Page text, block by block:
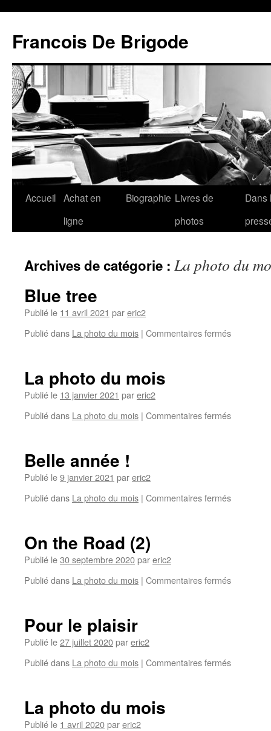
Francois De Brigode
Accueil Achat en
ligne
Biographie Livres de
photos
Dans
Archives de catégorie : La photo du
Blue tree
Publié le 11 avril 2021 pareric2
Publié dans La photo du mois | Commentaires fermés
La photo du mois
Publié le 13 janvier 2021 pareric2
Publié dans La photo du mois | Commentaires fermés
Belle année !
Publié le9 janvier 2021 pareric2
Publié dans La photo du mois | Commentaires fermés
On the Road (2)
Publié le30 septembre 2020pareric2
Publié dans La photo du mois | Commentaires fermés
Pour le plaisir
Publié le27 juillet 2020pareric2
Publié dans La photo du mois | Commentaires fermés
La photo du mois
Publié le 1 avril 2020pareric2